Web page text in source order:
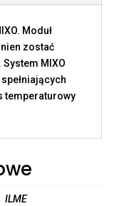
Moduł
zostać
MIXO
temperaturowy
ILME